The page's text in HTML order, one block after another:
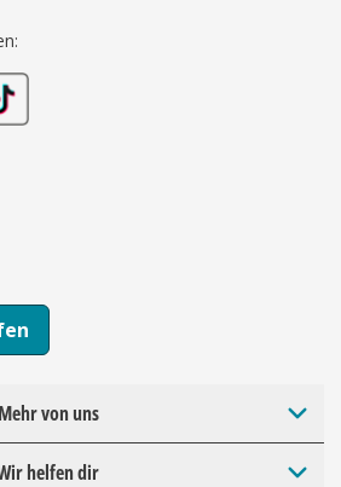
Mehr von uns
helfen dir